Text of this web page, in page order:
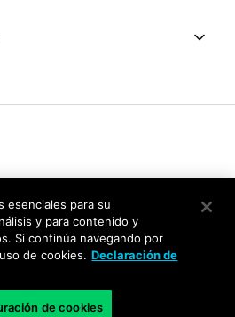
esenciales para su
y para contenido y
Si continúa navegando por
de cookies. Declaración de
de cookies